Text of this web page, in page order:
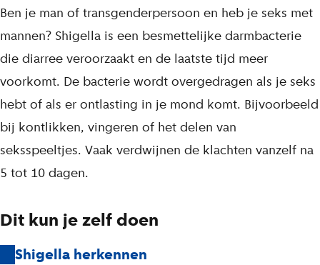
L
i
j
s
t
Ben je man of transgenderpersoon en heb je seks met
mannen? Shigella is een besmettelijke darmbacterie
die diarree veroorzaakt en de laatste tijd meer
voorkomt. De bacterie wordt overgedragen als je seks
hebt of als er ontlasting in je mond komt. Bijvoorbeeld
bij kontlikken, vingeren of het delen van
seksspeeltjes. Vaak verdwijnen de klachten vanzelf na
5 tot 10 dagen.
Dit kun je zelf doen
Shigella herkennen